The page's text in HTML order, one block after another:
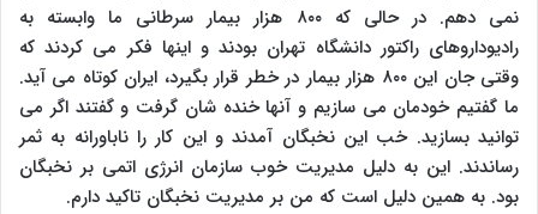
نمی دهم. در حالی که ۸۰۰ هزار بیمار سرطانی ما وابسته به
رادیوداروهای راکتور دانشگاه تهران بودند و اینها فکر می کردند که
وقتی جان این ۸۰۰ هزار بیمار در خطر قرار بگیرد، ایران کوتاه می آید.
ما گفتیم خودمان می سازیم و آنها خنده شان گرفت و گفتند اگر می
توانید بسازید. خب این نخبگان آمدند و این کار را ناباورانه به ثمر
رساندند. این به دلیل مدیریت خوب سازمان انرژی اتمی بر نخبگان
بود. به همین دلیل است که من بر مدیریت نخبگان تاکید دارم.